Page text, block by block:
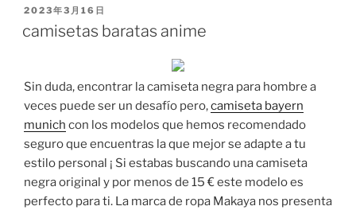
PUBLICADO
2023年3月16日
camisetas baratas anime
Sin duda, encontrar la camiseta negra para hombre a
veces puede ser un desafío pero,camiseta bayern
munich con los modelos que hemos recomendado
seguro que encuentras la que mejor se adapte a tu
estilo personal ¡ Si estabas buscando una camiseta
negra original y por menos de 15 € este modelo es
perfecto para ti. La marca de ropa Makaya nos presenta